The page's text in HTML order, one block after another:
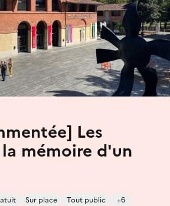
Les
mémoire d'un
Sur place Tout public +6